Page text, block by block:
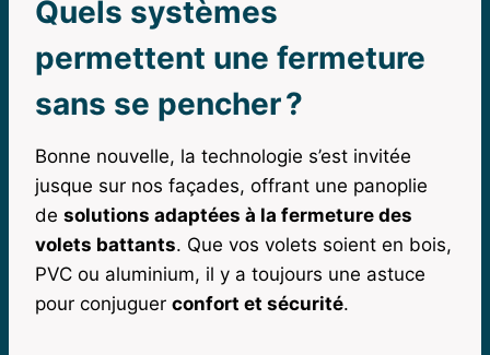
Quels systèmes
permettent une fermeture
sans se pencher ?
Bonne nouvelle, la technologie s’est invitée
jusque sur nos façades, offrant une panoplie
de solutions adaptées à la fermeture des
volets battants. Que vos volets soient en bois,
PVC ou aluminium, il y a toujours une astuce
pour conjuguer confort et sécurité.